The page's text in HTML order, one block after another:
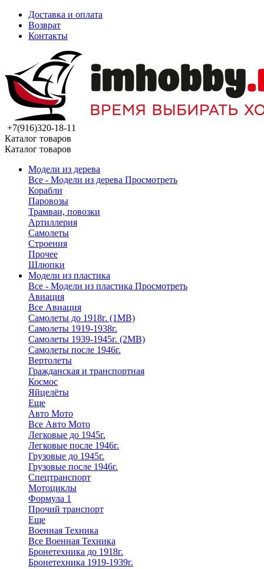
Доставка и оплата
Возврат
Контакты
+7(916)320-18-11
Каталог товаров
Каталог товаров
Модели из дерева
Все - Модели из дерева Просмотреть
Корабли
Паровозы
Трамваи, повозки
Артиллерия
Самолеты
Строения
Прочее
Шлюпки
Модели из пластика
Все - Модели из пластика Просмотреть
Авиация
Все Авиация
Самолеты до 1918г. (1МВ)
Самолеты 1919-1938г.
Самолеты 1939-1945г. (2МВ)
Самолеты после 1946г.
Вертолеты
Гражданская и транспортная
Космос
Яйцелёты
Еще
Авто Мото
Все Авто Мото
Легковые до 1945г.
Легковые после 1946г.
Грузовые до 1945г.
Грузовые после 1946г.
Спецтранспорт
Мотоциклы
Формула 1
Прочий транспорт
Еще
Военная Техника
Все Военная Техника
Бронетехника до 1918г.
Бронетехника 1919-1939г.